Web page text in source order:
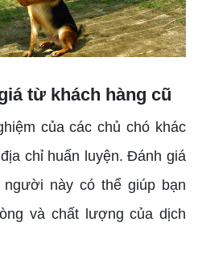
từ khách hàng cũ
của các chủ chó khác
chỉ huấn luyện. Đánh giá
này có thể giúp bạn
và chất lượng của dịch